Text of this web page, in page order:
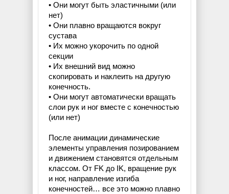
• Они могут быть эластичными (или
нет)
• Они плавно вращаются вокруг
сустава
• Их можно укорочить по одной
секции
• Их внешний вид можно
скопировать и наклеить на другую
конечность.
• Они могут автоматически вращать
слои рук и ног вместе с конечностью
(или нет)
После анимации динамические
элементы управления позированием
и движением становятся отдельным
классом. От FK до IK, вращение рук
и ног, направление изгиба
конечностей… все это можно плавно